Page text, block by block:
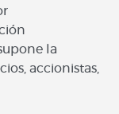
la
accionistas,